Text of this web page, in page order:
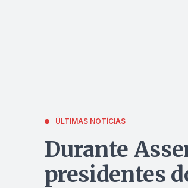
ÚLTIMAS NOTÍCIAS
Durante
presidentes